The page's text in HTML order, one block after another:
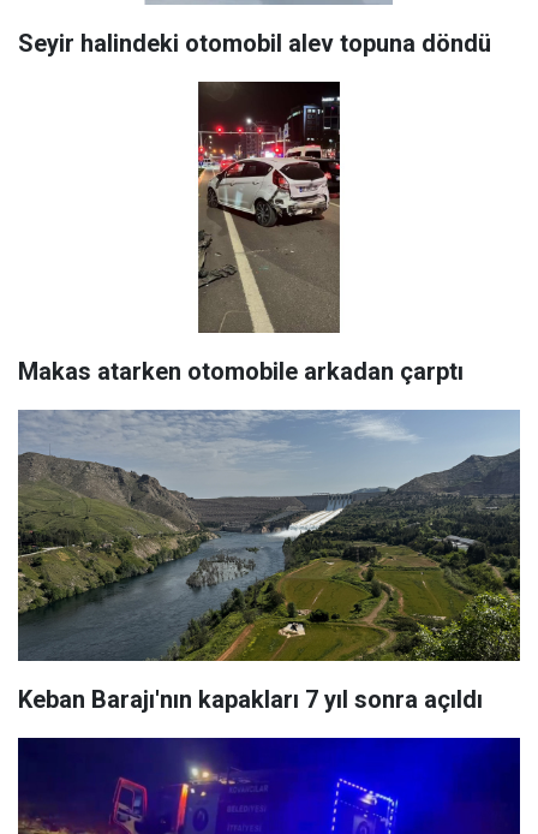
Seyir halindeki otomobil alev topuna döndü
Makas atarken otomobile arkadan çarptı
Keban Barajı'nın kapakları 7 yıl sonra açıldı